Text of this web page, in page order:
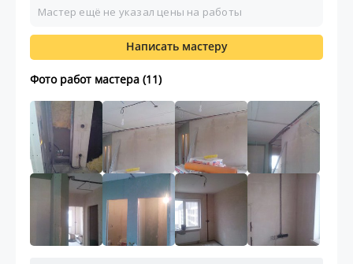
Мастер ещё не указал цены на работы
Написать мастеру
Фото работ мастера (11)